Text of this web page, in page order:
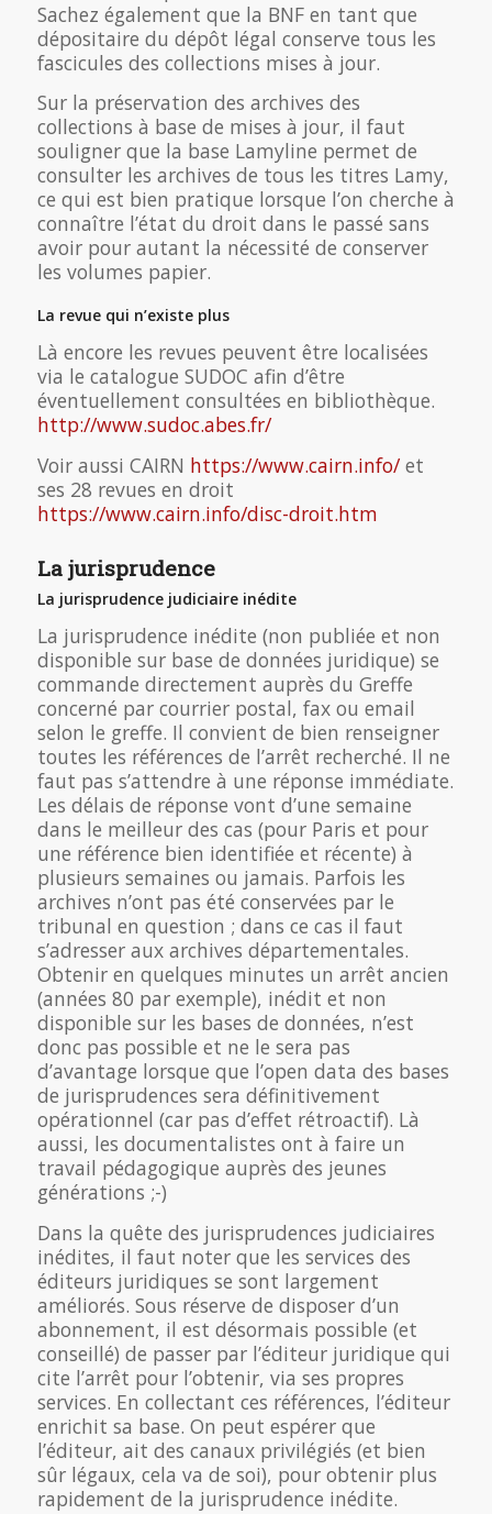
Sachez également que la BNF en tant que
dépositaire du dépôt légal conserve tous les
fascicules des collections mises à jour.
Sur la préservation des archives des
collections à base de mises à jour, il faut
souligner que la base Lamyline permet de
consulter les archives de tous les titres Lamy,
ce qui est bien pratique lorsque l’on cherche à
connaître l’état du droit dans le passé sans
avoir pour autant la nécessité de conserver
les volumes papier.
La revue qui n’existe plus
Là encore les revues peuvent être localisées
via le catalogue SUDOC afin d’être
éventuellement consultées en bibliothèque.
http://www.sudoc.abes.fr/
Voir aussi CAIRN https://www.cairn.info/et
ses 28 revues en droit
https://www.cairn.info/disc-droit.htm
La jurisprudence
La jurisprudence judiciaire inédite
La jurisprudence inédite (non publiée et non
disponible sur base de données juridique) se
commande directement auprès du Greffe
concerné par courrier postal, fax ou email
selon le greffe. Il convient de bien renseigner
toutes les références de l’arrêt recherché. Il ne
faut pas s’attendre à une réponse immédiate.
Les délais de réponse vont d’une semaine
dans le meilleur des cas (pour Paris et pour
une référence bien identifiée et récente) à
plusieurs semaines ou jamais. Parfois les
archives n’ont pas été conservées par le
tribunal en question ; dans ce cas il faut
s’adresser aux archives départementales.
Obtenir en quelques minutes un arrêt ancien
(années 80 par exemple), inédit et non
disponible sur les bases de données, n’est
donc pas possible et ne le sera pas
d’avantage lorsque que l’open data des bases
de jurisprudences sera définitivement
opérationnel (car pas d’effet rétroactif). Là
aussi, les documentalistes ont à faire un
travail pédagogique auprès des jeunes
générations ;-)
Dans la quête des jurisprudences judiciaires
inédites, il faut noter que les services des
éditeurs juridiques se sont largement
améliorés. Sous réserve de disposer d’un
abonnement, il est désormais possible (et
conseillé) de passer par l’éditeur juridique qui
cite l’arrêt pour l’obtenir, via ses propres
services. En collectant ces références, l’éditeur
enrichit sa base. On peut espérer que
l’éditeur, ait des canaux privilégiés (et bien
sûr légaux, cela va de soi), pour obtenir plus
rapidement de la jurisprudence inédite.